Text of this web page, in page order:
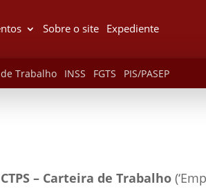
Sobre o site Expediente
Trabalho INSS FGTS PIS/PASEP
CTPS – Carteira de Trabalho